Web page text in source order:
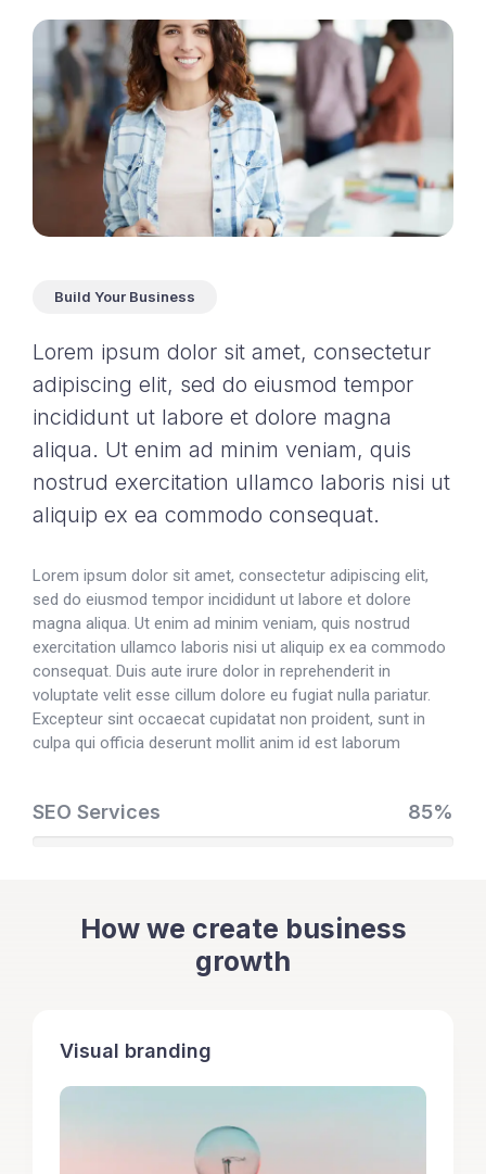
Build Your Business
Lorem ipsum dolor sit amet, consectetur
adipiscing elit, sed do eiusmod tempor
incididunt ut labore et dolore magna
aliqua. Ut enim ad minim veniam, quis
nostrud exercitation ullamco laboris nisi ut
aliquip ex ea commodo consequat.
Lorem ipsum dolor sit amet, consectetur adipiscing elit,
sed do eiusmod tempor incididunt ut labore et dolore
magna aliqua. Ut enim ad minim veniam, quis nostrud
exercitation ullamco laboris nisi ut aliquip ex ea commodo
consequat. Duis aute irure dolor in reprehenderit in
voluptate velit esse cillum dolore eu fugiat nulla pariatur.
Excepteur sint occaecat cupidatat non proident, sunt in
culpa qui officia deserunt mollit anim id est laborum
SEO Services 85%
How we create business
growth
Visual branding